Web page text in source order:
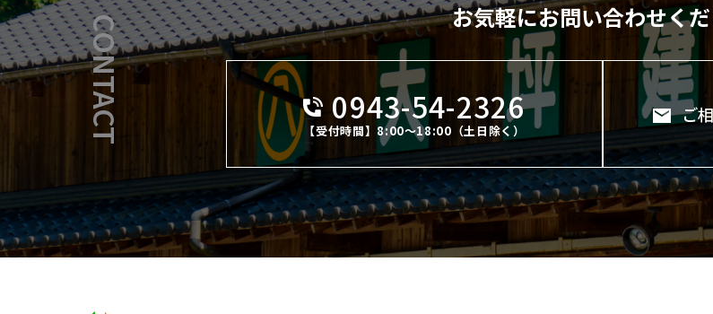
CONTACT お気軽にお問い合わせく
0943-54-2326
【受付時間】8:00～18:00（土日除く）
ご